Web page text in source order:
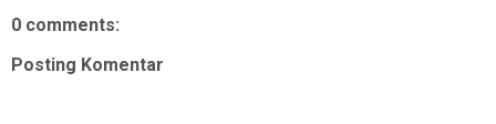
0 comments:
Posting Komentar